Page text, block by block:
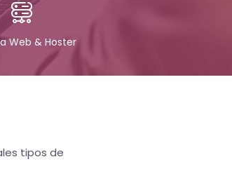
Web & Hoster
tipos de